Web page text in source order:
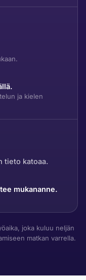
ja kielen
tieto katoaa.
mukananne.
joka kuluu neljän
matkan varrella.